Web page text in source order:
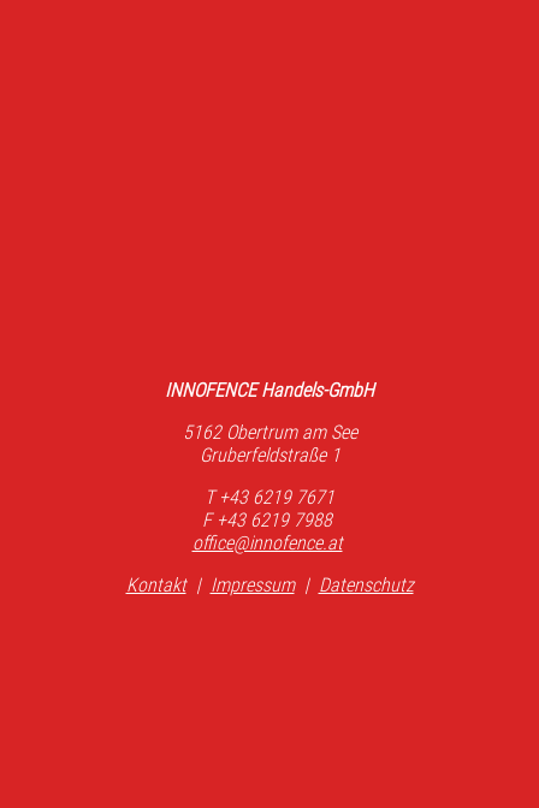
INNOFENCE Handels-GmbH
5162 Obertrum am See
Gruberfeldstraße 1
T +43 6219 7671
F +43 6219 7988
office@innofence.at
Kontakt | Impressum | Datenschutz